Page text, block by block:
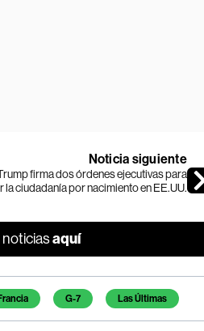
Noticia siguiente
firma dos órdenes ejecutivas para
la ciudadanía por nacimiento en EE.UU.
noticiasaquí
G-7 Las Últimas